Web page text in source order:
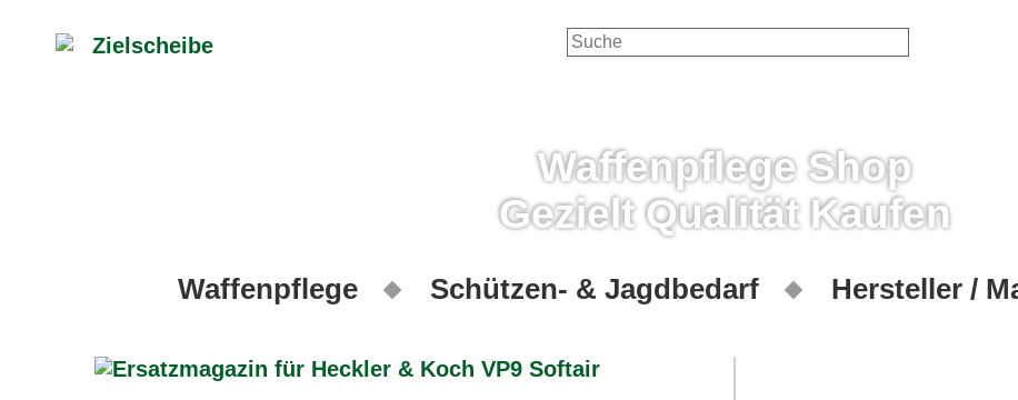
Waffenpflege Shop
Gezielt Qualität Kaufen
Waffenpflege Schützen- & Jagdbedarf Hersteller /